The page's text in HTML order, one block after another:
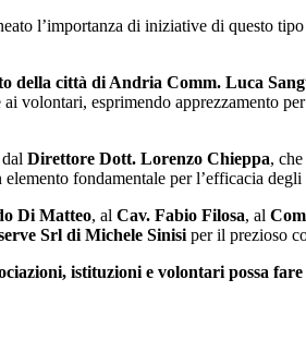
l’importanza di iniziative di questo
della città di Andria Comm. Luca
volontari, esprimendo apprezzamento
Direttore Dott. Lorenzo Chieppa,
fondamentale per l’efficacia
Di Matteo, al Cav. Fabio Filosa, al
Srl di Michele Sinisi per il prezioso
istituzioni e volontari possa